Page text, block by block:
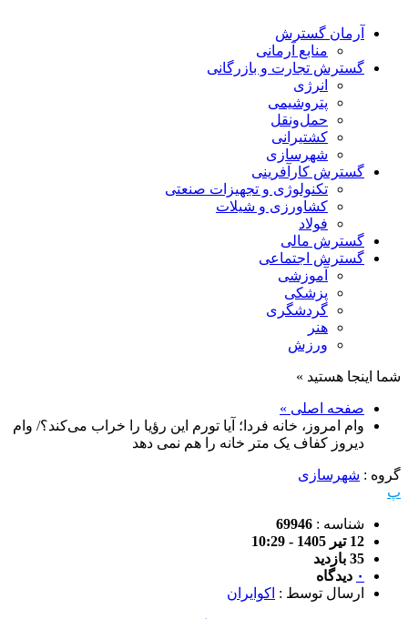
آرمان گسترش
منابع آرمانی
گسترش تجارت و بازرگانی
انرژی
پتروشیمی
حمل‌و‌نقل
کشتیرانی
شهرسازی
گسترش کارآفرینی
تکنولوژی و تجهیزات صنعتی
کشاورزی و شیلات
فولاد
گسترش مالی
گسترش اجتماعی
آموزشی
پزشکی
گردشگری
هنر
ورزش
شما اینجا هستید »
صفحه اصلی »
وام امروز، خانه فردا؛ آیا تورم این رؤیا را خراب می‌کند؟/ وام
دیروز کفاف یک متر خانه را هم نمی دهد
گروه : شهرسازی
پ
شناسه : 69946
12 تیر 1405 - 10:29
35 بازدید
۰ دیدگاه
ارسال توسط : اکوایران